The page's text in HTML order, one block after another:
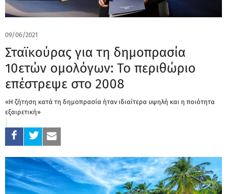
09/06/2021
Σταϊκούρας για τη δημοπρασία
10ετών ομολόγων: To περιθώριο
επέστρεψε στο 2008
«Η ζήτηση κατά τη δημοπρασία ήταν ιδιαίτερα υψηλή και η ποιότητα
εξαιρετική»